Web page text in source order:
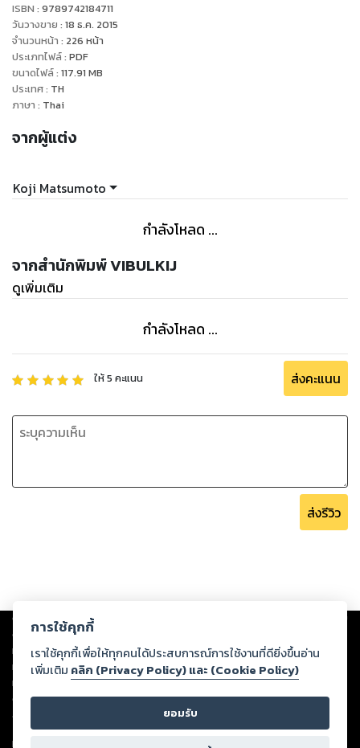
ISBN : 9789742184711
วันวางขาย : 18 ธ.ค. 2015
จำนวนหน้า : 226 หน้า
ประเภทไฟล์: PDF
ขนาดไฟล์: 117.91 MB
ประเทศ: TH
ภาษา : Thai
จากผู้แต่ง
Koji Matsumoto
กำลังโหลด ...
จากสำนักพิมพ์ VIBULKIJ
ดูเพิ่มเติม
กำลังโหลด ...
ให้5 คะแนน ส่งคะแนน
ส่งรีวิว
Copyright © 2026
ต่อผลงานหรือเนื้อหาใดที่อัปโหลดผ่านเว็บไซต์และปรากฏว่าละเมิดสิทธิใน
ทรัพย์สินทางปัญญาของบุคคลอื่นหรือขัดต่อกฎหมายและศีลธรรม ดังนั้น ผู้อ่าน
ทุกท่านโปรดใช้วิจารณญาณในการกลั่นกรองด้วยตนเอง และหากท่านพบว่าส่วน
หนึ่งส่วนใดขัดต่อกฎหมายและศีลธรรม กรุณาแจ้งมายังบริษัท เพื่อทีมงานจะได้
ดำเนินการในทันที ทั้งนี้ ทางสตอรี่ล็อกขอสงวนลิขสิทธิ์ตามพระราชบัญญัติ
ลิขสิทธิ์ พ.ศ. 2537 (ฉบับล่าสุด)
For support: member@ookbee.com
การใช้คุกกี้
เราใช้คุกกี้เพื่อให้ทุกคนได้ประสบการณ์การใช้งานที่ดียิ่งขึ้นอ่าน
เพิ่มเติม คลิก (Privacy Policy) และ (Cookie Policy)
ยอมรับ